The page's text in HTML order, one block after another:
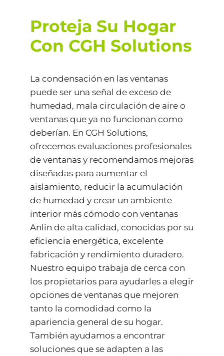
Proteja Su Hogar
Con CGH Solutions
La condensación en las ventanas
puede ser una señal de exceso de
humedad, mala circulación de aire o
ventanas que ya no funcionan como
deberían. En CGH Solutions,
ofrecemos evaluaciones profesionales
de ventanas y recomendamos mejoras
diseñadas para aumentar el
aislamiento, reducir la acumulación
de humedad y crear un ambiente
interior más cómodo con ventanas
Anlin de alta calidad, conocidas por su
eficiencia energética, excelente
fabricación y rendimiento duradero.
Nuestro equipo trabaja de cerca con
los propietarios para ayudarles a elegir
opciones de ventanas que mejoren
tanto la comodidad como la
apariencia general de su hogar.
También ayudamos a encontrar
soluciones que se adapten a las